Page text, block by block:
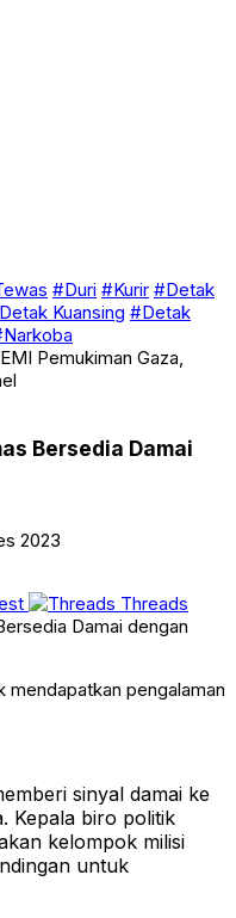
#Duri #Kurir #Detak
Kuansing #Detak
Pemukiman Gaza,
Bersedia Damai
2023
Threads
mendapatkan pengalaman
sinyal damai ke
Kepala biro politik
kelompok milisi
untuk